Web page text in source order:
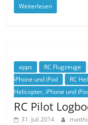
Weiterlesen
apps RC Flugzeuge
iPhone und iPod
RC
Helicopter, iPhone und
RC Pilot
31. Juli 2014